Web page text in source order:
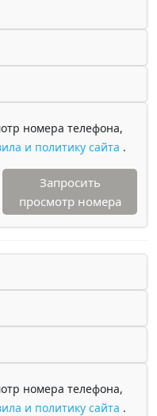
номера телефона,
и политику сайта .
Запросить
просмотр номера
номера телефона,
и политику сайта .